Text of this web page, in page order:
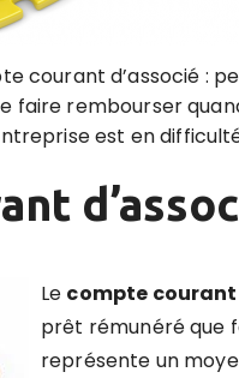
courant d’associé :
faire rembourser
est en
Le compte courant
prêt rémunéré que
représente un